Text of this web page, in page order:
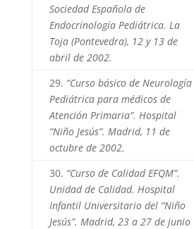
Sociedad Española de
Endocrinología Pediátrica. La
Toja (Pontevedra), 12 y 13 de
abril de 2002.
29. “Curso básico de Neurología
Pediátrica para médicos de
Atención Primaria”. Hospital
“Niño Jesús”. Madrid, 11 de
octubre de 2002.
30. “Curso de Calidad EFQM”.
Unidad de Calidad. Hospital
Infantil Universitario del “Niño
Jesús”. Madrid, 23 a 27 de junio